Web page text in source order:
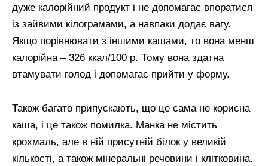
дуже калорійний продукт і не допомагає впоратися
із зайвими кілограмами, а навпаки додає вагу.
Якщо порівнювати з іншими кашами, то вона менш
калорійна – 326 ккал/100 р. Тому вона здатна
втамувати голод і допомагає прийти у форму.
Також багато припускають, що це сама не корисна
каша, і це також помилка. Манка не містить
крохмаль, але в ній присутній білок у великій
кількості, а також мінеральні речовини і клітковина.